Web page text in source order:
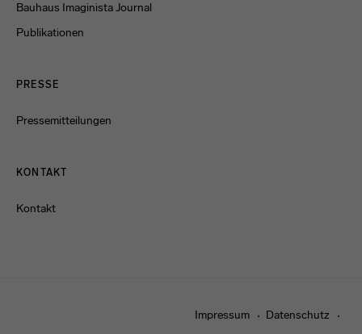
Bauhaus Imaginista Journal
Publikationen
PRESSE
Pressemitteilungen
KONTAKT
Kontakt
Impressum Datenschutz